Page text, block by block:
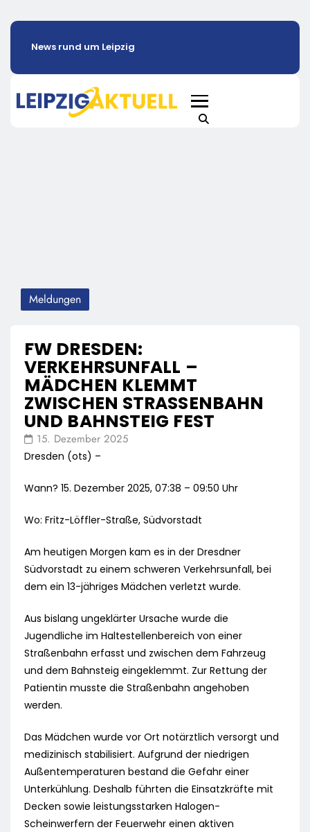
News rund um Leipzig
Meldungen
FW DRESDEN:
VERKEHRSUNFALL –
MÄDCHEN KLEMMT
ZWISCHEN STRASSENBAHN U
ND BAHNSTEIG FEST
15. Dezember 2025
Dresden (ots) –
Wann? 15. Dezember 2025, 07:38 – 09:50 Uhr
Wo: Fritz-Löffler-Straße, Südvorstadt
Am heutigen Morgen kam es in der Dresdner
Südvorstadt zu einem schweren Verkehrsunfall, bei
dem ein 13-jähriges Mädchen verletzt wurde.
Aus bislang ungeklärter Ursache wurde die
Jugendliche im Haltestellenbereich von einer
Straßenbahn erfasst und zwischen dem Fahrzeug
und dem Bahnsteig eingeklemmt. Zur Rettung der
Patientin musste die Straßenbahn angehoben
werden.
Das Mädchen wurde vor Ort notärztlich versorgt und
medizinisch stabilisiert. Aufgrund der niedrigen
Außentemperaturen bestand die Gefahr einer
Unterkühlung. Deshalb führten die Einsatzkräfte mit
Decken sowie leistungsstarken Halogen-
Scheinwerfern der Feuerwehr einen aktiven